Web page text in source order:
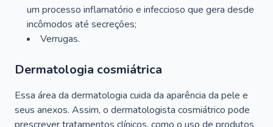
um processo inflamatório e infeccioso que gera desde
incômodos até secreções;
Verrugas.
Dermatologia cosmiátrica
Essa área da dermatologia cuida da aparência da pele e
seus anexos. Assim, o dermatologista cosmiátrico pode